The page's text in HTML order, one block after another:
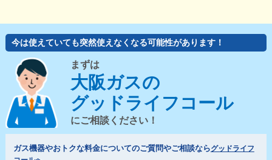
今は使えていても突然使えなくなる可能性があります！
まずは
大阪ガスの
グッドライフコール
にご相談ください！
ガス機器やおトクな料金についてのご質問やご相談ならグッドライフ